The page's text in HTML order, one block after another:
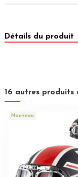
Détails du produit
16 autres produits
Nouveau